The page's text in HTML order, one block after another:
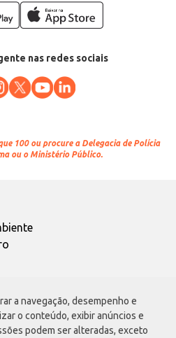
a navegação, desempenho e
o conteúdo, exibir anúncios e
podem ser alteradas, exceto
nas redes sociais
100 ou procure a Delegacia de Polícia
ou o Ministério Público.
S.A.
6169, Vila Maria, São Paulo - SP | CEP
75.315.333/0001-09